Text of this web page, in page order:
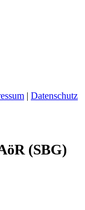
| Datenschutz
(SBG)